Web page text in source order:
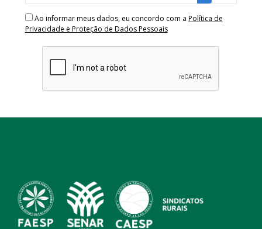
Ao informar meus dados, eu concordo com a Política de
Privacidade e Proteção de Dados Pessoais